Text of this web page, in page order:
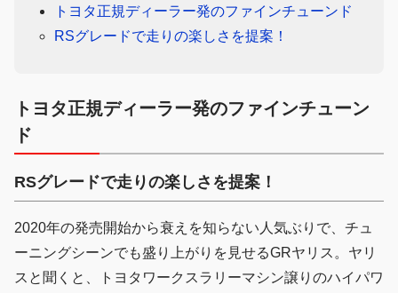
トヨタ正規ディーラー発のファインチューンド
RSグレードで走りの楽しさを提案！
トヨタ正規ディーラー発のファインチューン
ド
RSグレードで走りの楽しさを提案！
2020年の発売開始から衰えを知らない人気ぶりで、チュ
ーニングシーンでも盛り上がりを見せるGRヤリス。ヤリ
スと聞くと、トヨタワークスラリーマシン譲りのハイパワ